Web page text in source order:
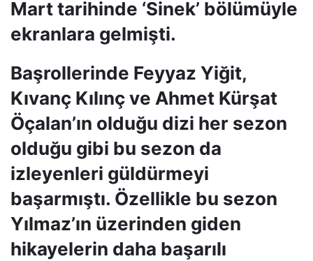
Mart tarihinde ‘Sinek’ bölümüyle
ekranlara gelmişti.
Başrollerinde Feyyaz Yiğit,
Kıvanç Kılınç ve Ahmet Kürşat
Öçalan’ın olduğu dizi her sezon
olduğu gibi bu sezon da
izleyenleri güldürmeyi
başarmıştı. Özellikle bu sezon
Yılmaz’ın üzerinden giden
hikayelerin daha başarılı